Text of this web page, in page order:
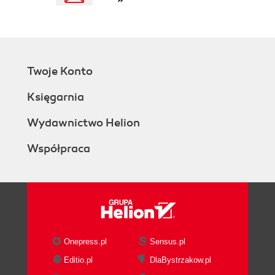
Microservices
Service Design
Unifying Design and Operations
Self-Steering as Continuous Design
Redefining Success
Success as Conversation
Conversation as Continual Repair
MTTR over MTBF
Twoje Konto
Księgarnia
Wydawnictwo Helion
Współpraca
Onepress.pl
Sensus.pl
Editio.pl
DlaBystrzakow.pl